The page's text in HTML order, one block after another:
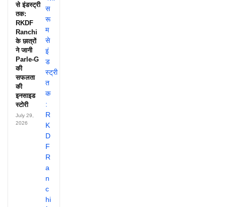
से इंडस्ट्री
तक:
RKDF
Ranchi
के छात्रों
ने जानी
Parle-G
की
सफलता
की
इनसाइड
स्टोरी
July 29,
2026